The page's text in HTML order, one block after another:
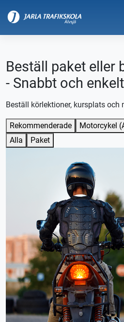
Beställ paket eller
- Snabbt och enkelt
Beställ körlektioner, kursplats och
Rekommenderade
Motorcykel
Alla
Paket